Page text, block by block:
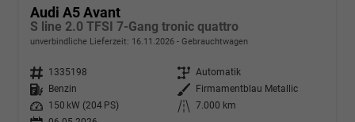
Audi A5 Avant
S line 2.0 TFSI 7-Gang tronic quattro
unverbindliche Lieferzeit: 16.11.2026 Gebrauchtwagen
Fahrzeugnr. 1335198 Getriebe Automatik
Kraftstoff
Benzin Außenfarbe
Firmamentblau Metallic
Leistung
150 kW (204 PS) Kilometerstand
7.000 km